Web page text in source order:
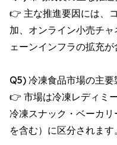
👉 主な推進要因には、
加、オンライン小売チ
ェーンインフラの拡充が
Q5) 冷凍食品市場の主
👉 市場は冷凍レディミ
冷凍スナック・ベーカ
を含む）に区分されます。